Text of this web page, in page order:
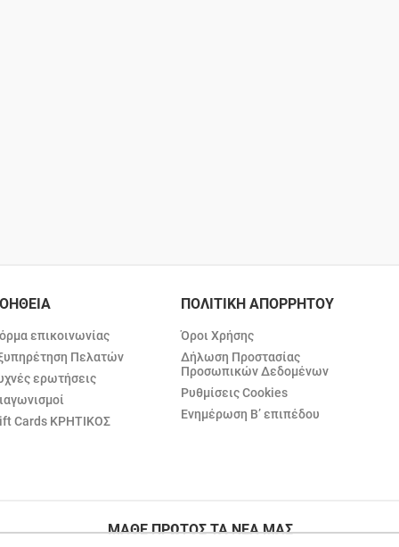
επικοινωνίας
Πελατών
ερωτήσεις
Cards ΚΡΗΤΙΚΟΣ
ΠΟΛΙΤΙΚΗ ΑΠΟΡΡΗΤΟΥ
Όροι Χρήσης
Δήλωση Προστασίας
Προσωπικών Δεδομένων
Ρυθμίσεις Cookies
Ενημέρωση Β’ επιπέδου
ΜΑΘΕ ΠΡΩΤΟΣ ΤΑ ΝΕΑ ΜΑΣ